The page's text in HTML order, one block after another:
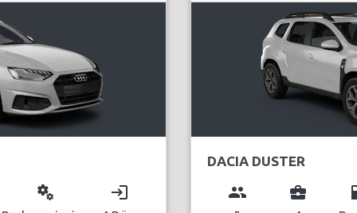
miscellaneous_services login
DACIA DUSTER
group business_center